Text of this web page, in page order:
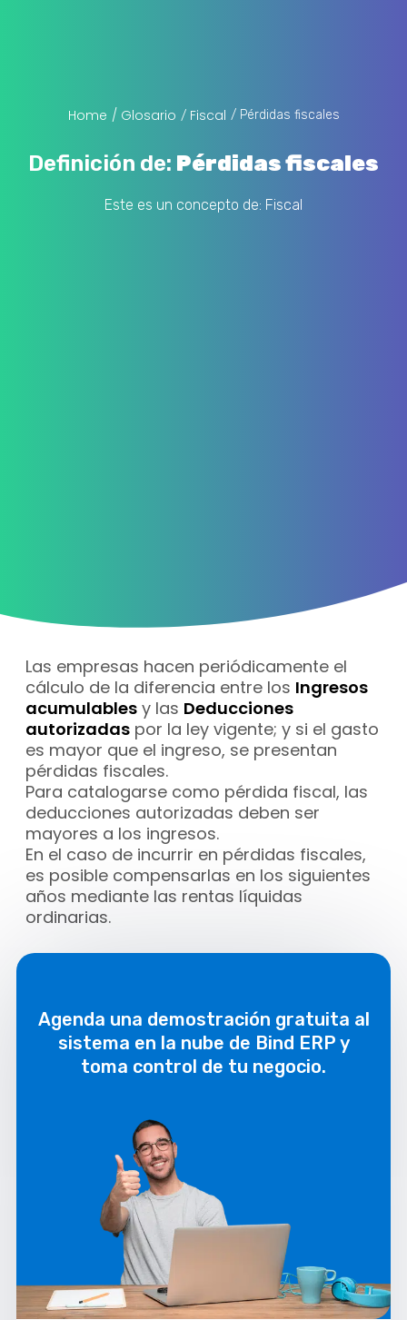
Home / Glosario / Fiscal / Pérdidas fiscales
Definición de: Pérdidas fiscales
Este es un concepto de: Fiscal
Las empresas hacen periódicamente el
cálculo de la diferencia entre los Ingresos
acumulables y las Deducciones
autorizadas por la ley vigente; y si el gasto
es mayor que el ingreso, se presentan
pérdidas fiscales.
Para catalogarse como pérdida fiscal, las
deducciones autorizadas deben ser
mayores a los ingresos.
En el caso de incurrir en pérdidas fiscales,
es posible compensarlas en los siguientes
años mediante las rentas líquidas
ordinarias.
Agenda una demostración gratuita al
sistema en la nube de Bind ERP y
toma control de tu negocio.